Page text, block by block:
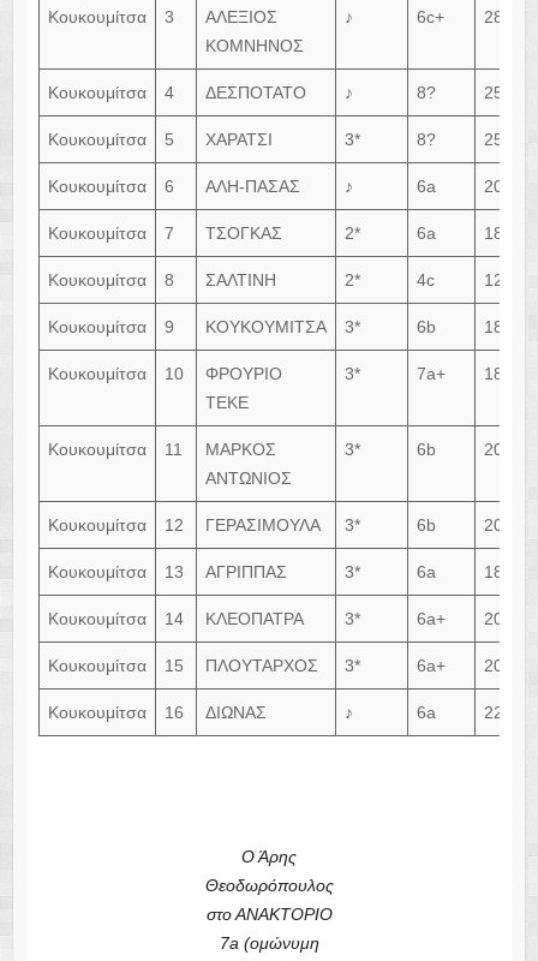
Κουκουμίτσα 3
ΑΛΕΞΙΟΣ
ΚΟΜΝΗΝΟΣ
♪ 6c+ 28m
Κουκουμίτσα 4 ΔΕΣΠΟΤΑΤΟ ♪ 8? 25m
Κουκουμίτσα 5 ΧΑΡΑΤΣΙ 3* 8? 25m
Κουκουμίτσα 6 ΑΛΗ-ΠΑΣΑΣ ♪ 6a 20m
Κουκουμίτσα 7 ΤΣΟΓΚΑΣ 2* 6a 18m
Κουκουμίτσα 8 ΣΑΛΤΙΝΗ 2* 4c 12m
Κουκουμίτσα 9 ΚΟΥΚΟΥΜΙΤΣΑ 3* 6b 18m
Κουκουμίτσα 10
ΦΡΟΥΡΙΟ
ΤΕΚΕ
3* 7a+ 18m
Κουκουμίτσα 11
ΜΑΡΚΟΣ
ΑΝΤΩΝΙΟΣ
3* 6b 20m
Κουκουμίτσα 12 ΓΕΡΑΣΙΜΟΥΛΑ 3* 6b 20m
Κουκουμίτσα 13 ΑΓΡΙΠΠΑΣ 3* 6a 18m
Κουκουμίτσα 14 ΚΛΕΟΠΑΤΡΑ 3* 6a+ 20m
Κουκουμίτσα 15 ΠΛΟΥΤΑΡΧΟΣ 3* 6a+ 20m
Κουκουμίτσα 16 ΔΙΩΝΑΣ ♪ 6a 22m
Ο Άρης
Θεοδωρόπουλος
στο ΑΝΑΚΤΟΡΙΟ
7a (ομώνυμη